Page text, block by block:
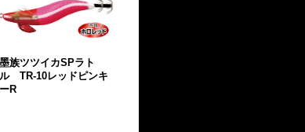
墨族ツツイカSPラト
ル TR-10レッドピンキ
ーR